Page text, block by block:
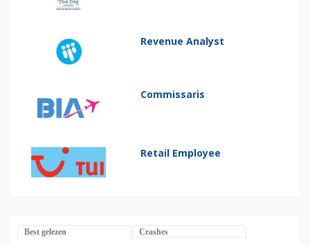
Revenue Analyst
Commissaris
Retail Employee
Best gelezen Crashes